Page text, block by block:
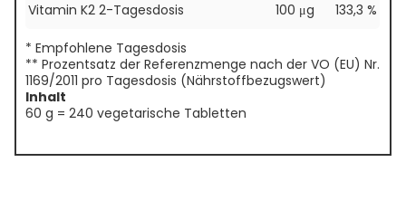
Vitamin K2 2-Tagesdosis 100 μg 133,3 %
* Empfohlene Tagesdosis
** Prozentsatz der Referenzmenge nach der VO (EU) Nr.
1169/2011 pro Tagesdosis (Nährstoffbezugswert)
Inhalt
60 g = 240 vegetarische Tabletten